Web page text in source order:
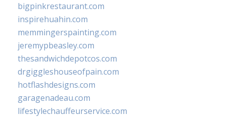
bigpinkrestaurant.com
inspirehuahin.com
memmingerspainting.com
jeremypbeasley.com
thesandwichdepotcos.com
drgiggleshouseofpain.com
hotflashdesigns.com
garagenadeau.com
lifestylechauffeurservice.com